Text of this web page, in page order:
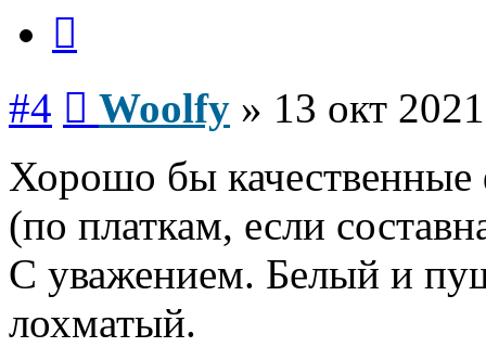
#4 Woolfy » 13 окт
Хорошо бы качественные
(по платкам, если
С уважением. Белый и
лохматый.